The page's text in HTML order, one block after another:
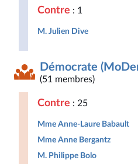
Contre : 1
M. Julien Dive
Démocrate
(51 membres)
Contre : 25
Mme Anne-Laure Babault
Mme Anne Bergantz
M. Philippe Bolo